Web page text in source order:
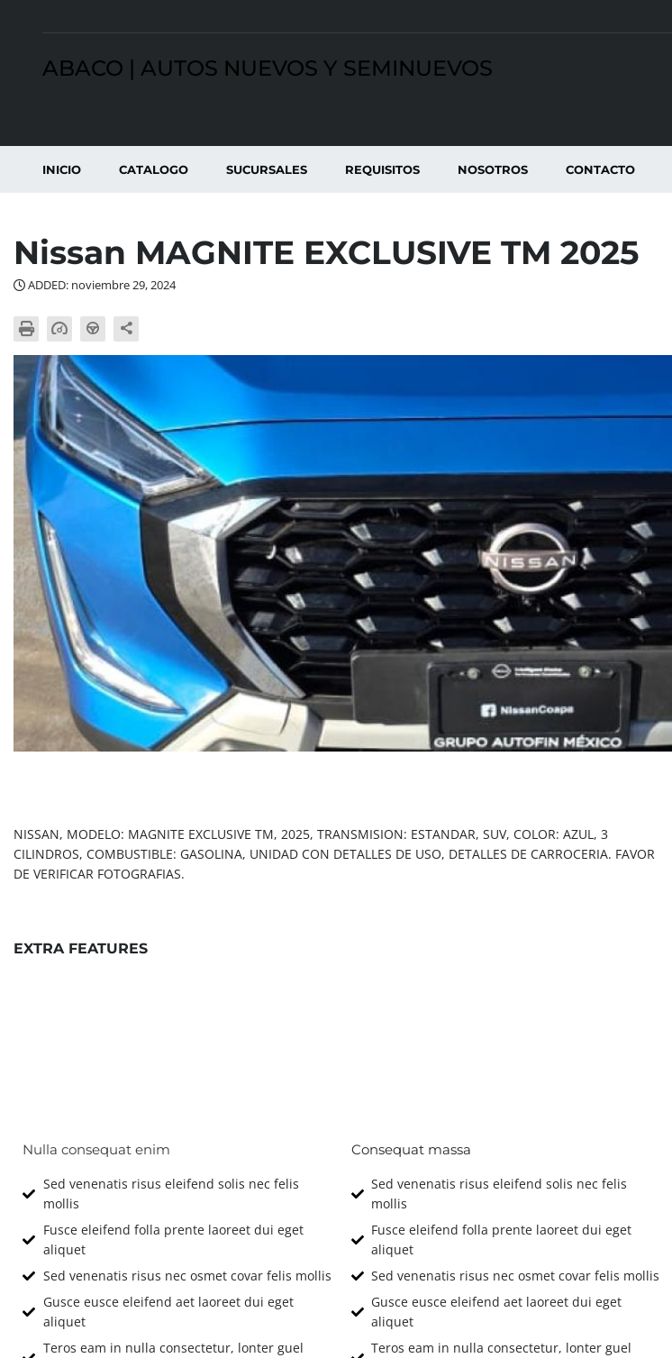
ABACO | AUTOS NUEVOS Y SEMINUEVOS
INICIO CATALOGO SUCURSALES REQUISITOS NOSOTROS CONTACTO
Nissan MAGNITE EXCLUSIVE TM 2025
ADDED: noviembre 29, 2024
NISSAN, MODELO: MAGNITE EXCLUSIVE TM, 2025, TRANSMISION: ESTANDAR, SUV, COLOR: AZUL, 3
CILINDROS, COMBUSTIBLE: GASOLINA, UNIDAD CON DETALLES DE USO, DETALLES DE CARROCERIA. FAVOR
DE VERIFICAR FOTOGRAFIAS.
EXTRA FEATURES
Nulla consequat enim
Sed venenatis risus eleifend solis nec felis
mollis
Fusce eleifend folla prente laoreet dui eget
aliquet
Sed venenatis risus nec osmet covar felis mollis
Gusce eusce eleifend aet laoreet dui eget
aliquet
Teros eam in nulla consectetur, lonter guel
Consequat massa
Sed venenatis risus eleifend solis nec felis
mollis
Fusce eleifend folla prente laoreet dui eget
aliquet
Sed venenatis risus nec osmet covar felis mollis
Gusce eusce eleifend aet laoreet dui eget
aliquet
Teros eam in nulla consectetur, lonter guel